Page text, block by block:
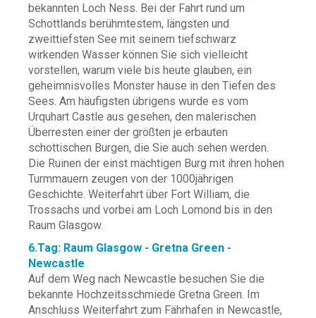
bekannten Loch Ness. Bei der Fahrt rund um
Schottlands berühmtestem, längsten und
zweittiefsten See mit seinem tiefschwarz
wirkenden Wasser können Sie sich vielleicht
vorstellen, warum viele bis heute glauben, ein
geheimnisvolles Monster hause in den Tiefen des
Sees. Am häufigsten übrigens wurde es vom
Urquhart Castle aus gesehen, den malerischen
Überresten einer der größten je erbauten
schottischen Burgen, die Sie auch sehen werden.
Die Ruinen der einst mächtigen Burg mit ihren hohen
Turmmauern zeugen von der 1000jährigen
Geschichte. Weiterfahrt über Fort William, die
Trossachs und vorbei am Loch Lomond bis in den
Raum Glasgow.
6.Tag: Raum Glasgow - Gretna Green -
Newcastle
Auf dem Weg nach Newcastle besuchen Sie die
bekannte Hochzeitsschmiede Gretna Green. Im
Anschluss Weiterfahrt zum Fährhafen in Newcastle,